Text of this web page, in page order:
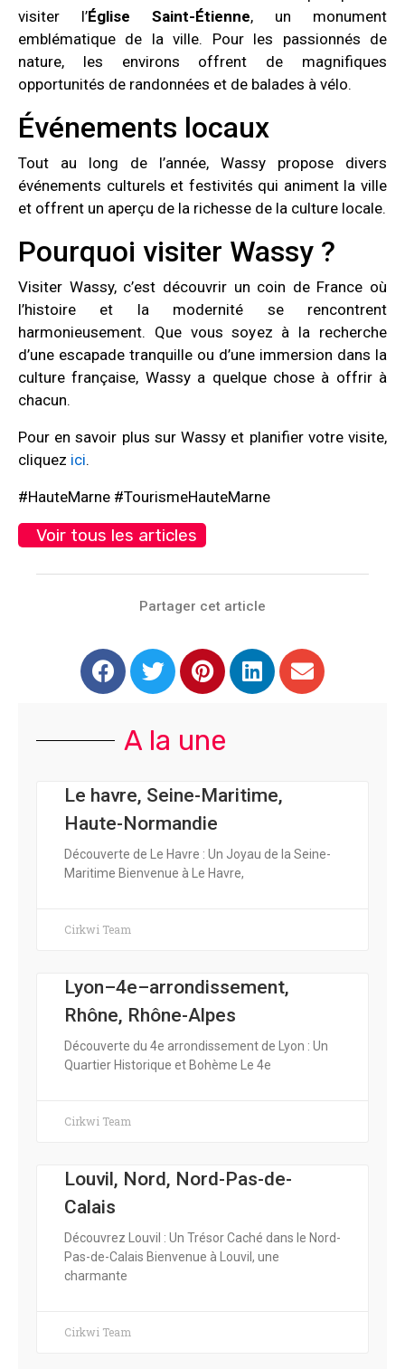
visiter l’Église Saint-Étienne, un monument
emblématique de la ville. Pour les passionnés de
nature, les environs offrent de magnifiques
opportunités de randonnées et de balades à vélo.
Événements locaux
Tout au long de l’année, Wassy propose divers
événements culturels et festivités qui animent la ville
et offrent un aperçu de la richesse de la culture locale.
Pourquoi visiter Wassy ?
Visiter Wassy, c’est découvrir un coin de France où
l’histoire et la modernité se rencontrent
harmonieusement. Que vous soyez à la recherche
d’une escapade tranquille ou d’une immersion dans la
culture française, Wassy a quelque chose à offrir à
chacun.
Pour en savoir plus sur Wassy et planifier votre visite,
cliquez ici.
#HauteMarne #TourismeHauteMarne
Voir tous les articles
Partager cet article
A la une
Le havre, Seine-Maritime,
Haute-Normandie
Découverte de Le Havre : Un Joyau de la Seine-
Maritime Bienvenue à Le Havre,
Cirkwi Team
Lyon–4e–arrondissement,
Rhône, Rhône-Alpes
Découverte du 4e arrondissement de Lyon : Un
Quartier Historique et Bohème Le 4e
Cirkwi Team
Louvil, Nord, Nord-Pas-de-
Calais
Découvrez Louvil : Un Trésor Caché dans le Nord-
Pas-de-Calais Bienvenue à Louvil, une
charmante
Cirkwi Team